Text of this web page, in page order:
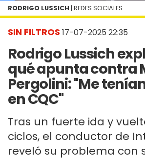
SIN FILTROS 17-07-2025 22:35
Rodrigo Lussich
qué apunta contra
Pergolini: "Me
en CQC"
Tras un fuerte ida y
ciclos, el conductor de
reveló su problema con
RODRIGO LUSSICH | REDES SOCIALES